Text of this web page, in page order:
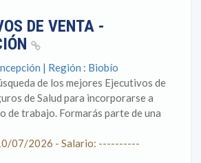
DE VENTA -
| Región : Biobío
de los mejores Ejecutivos de
de Salud para incorporarse a
de trabajo. Formarás parte de una
07/2026 - Salario: ----------